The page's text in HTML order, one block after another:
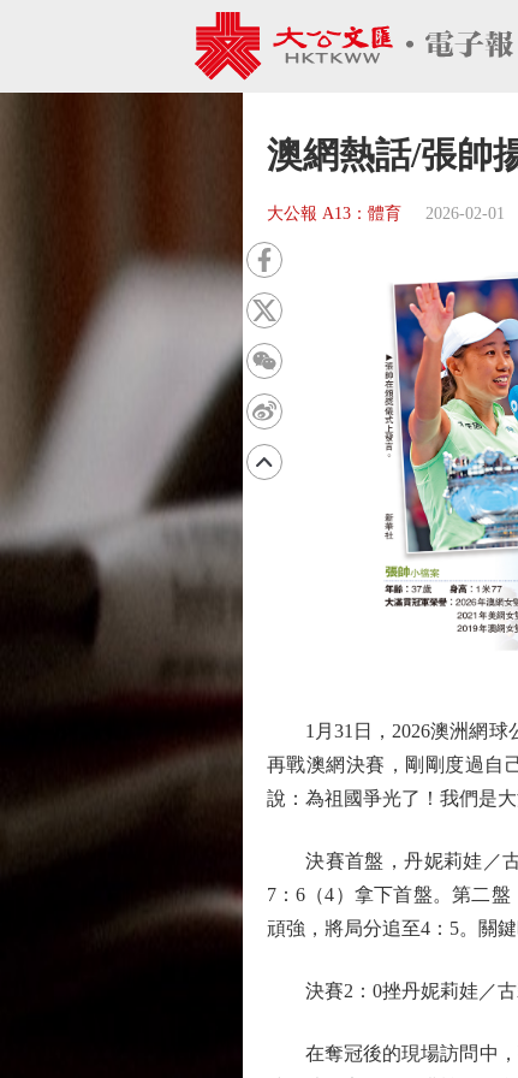
澳網熱話/張帥
大公報 A13：體育 2026-02-01
1月31日，2026澳洲網球
再戰澳網決賽，剛剛度過自
說：為祖國爭光了！我們是
決賽首盤，丹妮莉娃／古
7：6（4）拿下首盤。第二
頑強，將局分追至4：5。關
決賽2：0挫丹妮莉娃／古
在奪冠後的現場訪問中，